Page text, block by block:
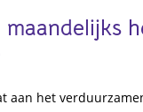
aan het